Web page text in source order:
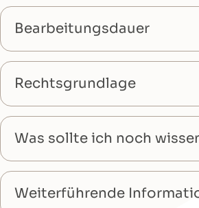
Bearbeitungsdauer
Rechtsgrundlage
Was sollte ich noch
Weiterführende